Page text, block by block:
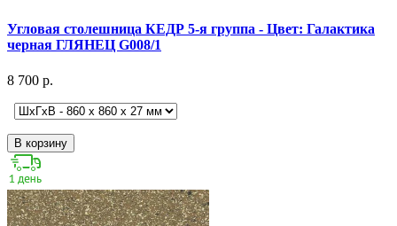
Угловая столешница КЕДР 5-я группа - Цвет: Галактика
черная ГЛЯНЕЦ G008/1
8 700 р.
В корзину